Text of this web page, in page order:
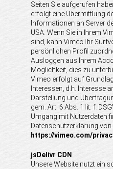
Seiten Sie aufgerufen
erfolgt eine Übermittlung
Informationen an Server
USA. Wenn Sie in Ihrem
sind, kann Vimeo Ihr
persönlichen Profil
Ausloggen aus Ihrem
Möglichkeit, dies zu
Vimeo erfolgt auf
Interessen, d.h. Interesse
Darstellung und
gem. Art. 6 Abs. 1 lit. f.
Umgang mit Nutzerdaten
Datenschutzerklärung von
https://vimeo.com/
jsDelivr CDN
Unsere Website nutzt ein